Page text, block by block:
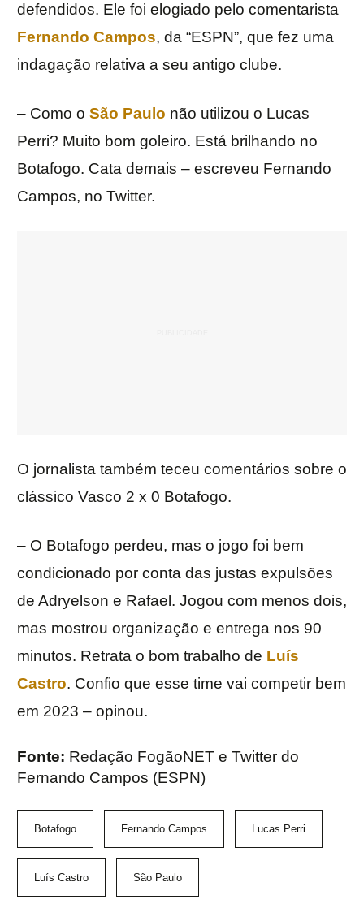
defendidos. Ele foi elogiado pelo comentarista
Fernando Campos, da “ESPN”, que fez uma
indagação relativa a seu antigo clube.
– Como o São Paulo não utilizou o Lucas
Perri? Muito bom goleiro. Está brilhando no
Botafogo. Cata demais – escreveu Fernando
Campos, no Twitter.
O jornalista também teceu comentários sobre o
clássico Vasco 2 x 0 Botafogo.
– O Botafogo perdeu, mas o jogo foi bem
condicionado por conta das justas expulsões
de Adryelson e Rafael. Jogou com menos dois,
mas mostrou organização e entrega nos 90
minutos. Retrata o bom trabalho de Luís
Castro. Confio que esse time vai competir bem
em 2023 – opinou.
Fonte: Redação FogãoNET e Twitter do
Fernando Campos (ESPN)
Botafogo Fernando Campos Lucas Perri
Luís Castro São Paulo